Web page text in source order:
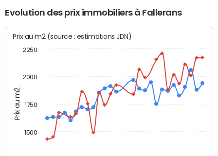
Evolution des prix immobiliers à Fallerans
Prix au m2
Prix au m2 (source : estimations JDN)
1500
1750
2000
2250